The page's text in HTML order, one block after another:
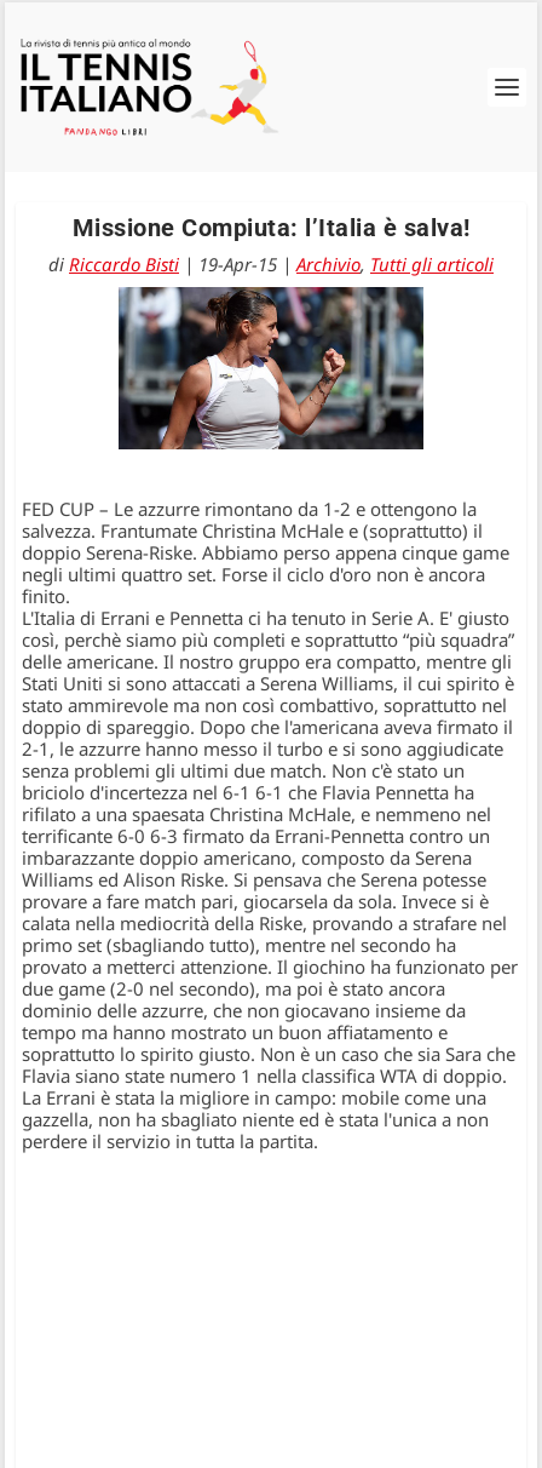
Missione Compiuta: l’Italia è salva!
di Riccardo Bisti | 19-Apr-15 |Archivio, Tutti gli articoli
FED CUP – Le azzurre rimontano da 1-2 e ottengono la
salvezza. Frantumate Christina McHale e (soprattutto) il
doppio Serena-Riske. Abbiamo perso appena cinque game
negli ultimi quattro set. Forse il ciclo d'oro non è ancora
finito.
L'Italia di Errani e Pennetta ci ha tenuto in Serie A. E' giusto
così, perchè siamo più completi e soprattutto “più squadra”
delle americane. Il nostro gruppo era compatto, mentre gli
Stati Uniti si sono attaccati a Serena Williams, il cui spirito è
stato ammirevole ma non così combattivo, soprattutto nel
doppio di spareggio. Dopo che l'americana aveva firmato il
2-1, le azzurre hanno messo il turbo e si sono aggiudicate
senza problemi gli ultimi due match. Non c'è stato un
briciolo d'incertezza nel 6-1 6-1 che Flavia Pennetta ha
rifilato a una spaesata Christina McHale, e nemmeno nel
terrificante 6-0 6-3 firmato da Errani-Pennetta contro un
imbarazzante doppio americano, composto da Serena
Williams ed Alison Riske. Si pensava che Serena potesse
provare a fare match pari, giocarsela da sola. Invece si è
calata nella mediocrità della Riske, provando a strafare nel
primo set (sbagliando tutto), mentre nel secondo ha
provato a metterci attenzione. Il giochino ha funzionato per
due game (2-0 nel secondo), ma poi è stato ancora
dominio delle azzurre, che non giocavano insieme da
tempo ma hanno mostrato un buon affiatamento e
soprattutto lo spirito giusto. Non è un caso che sia Sara che
Flavia siano state numero 1 nella classifica WTA di doppio.
La Errani è stata la migliore in campo: mobile come una
gazzella, non ha sbagliato niente ed è stata l'unica a non
perdere il servizio in tutta la partita.